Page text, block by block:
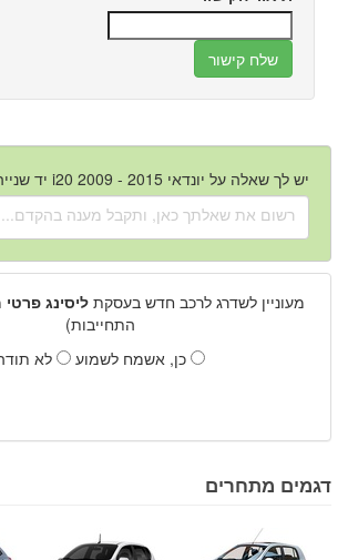
יש לך שאלה על יונדאי i20 2009 - 2015 יד שנייה?
מעוניין לשדרג לרכב חדש בעסקת ליסינג פרטי
התחייבות)
כן, אשמח לשמוע
לא
דגמים מתחרים